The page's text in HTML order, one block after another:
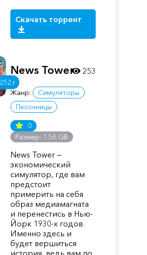
Скачать торрент
News Tower
Жанр:
Симуляторы
Песочницы
0
Размер: 1.56 GB
News Tower —
экономический
симулятор, где вам
предстоит
примерить на себя
образ медиамагната
и перенестись в Нью-
Йорк 1930-х годов.
Именно здесь и
будет вершиться
история, ведь вам по
253